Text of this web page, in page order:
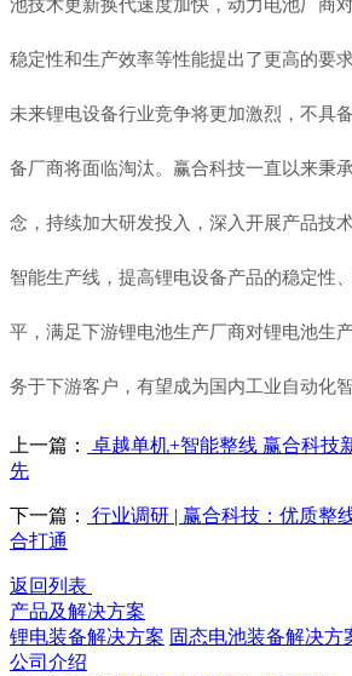
池技术更新换代速度加快，动力电池厂商
稳定性和生产效率等性能提出了更高的要
未来锂电设备行业竞争将更加激烈，不具
备厂商将面临淘汰。赢合科技一直以来秉
念，持续加大研发投入，深入开展产品技
智能生产线，提高锂电设备产品的稳定性
平，满足下游锂电池生产厂商对锂电池生
务于下游客户，有望成为国内工业自动化
上一篇：
卓越单机+智能整线 赢合科技
先
下一篇：
行业调研 | 赢合科技：优质整
合打通
返回列表
产品及解决方案
锂电装备解决方案 固态电池装备解决方
公司介绍